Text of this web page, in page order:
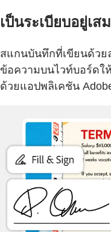
เป็นระเบียบอยู่เ
สแกนบันทึกที่เขียนด้วย
ข้อความบนไวท์บอร์ดใ
ด้วยแอปพลิเคชัน